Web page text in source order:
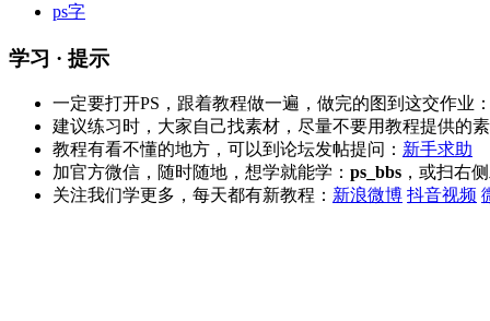
ps字
学习 · 提示
一定要打开PS，跟着教程做一遍，做完的图到这交作业：
建议练习时，大家自己找素材，尽量不要用教程提供的素
教程有看不懂的地方，可以到论坛发帖提问： 新手求助
加官方微信，随时随地，想学就能学： ps_bbs ，或扫右
关注我们学更多，每天都有新教程： 新浪微博 抖音视频